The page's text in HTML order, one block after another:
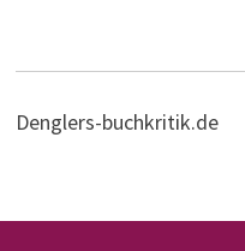
Denglers-buchkritik.de